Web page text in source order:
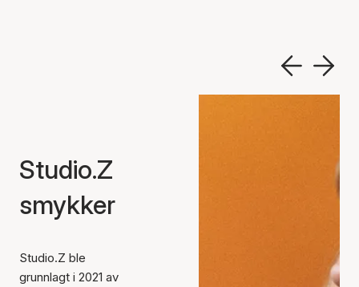
Studio.Z
smykker
Studio.Z ble
grunnlagt i 2021 av